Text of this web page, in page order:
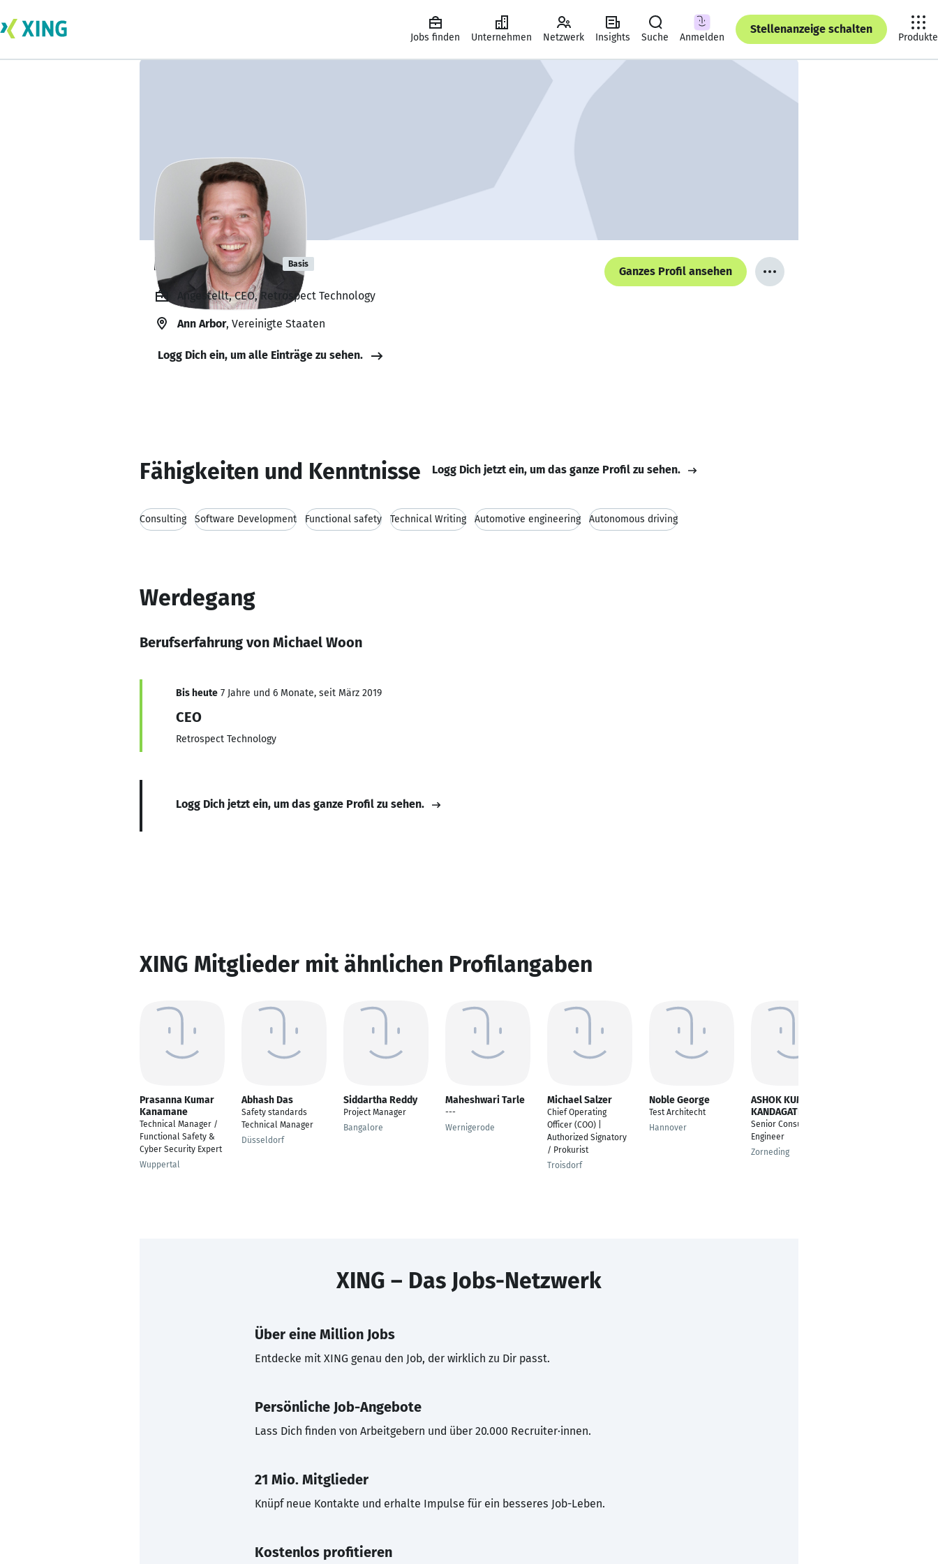
Jobs finden Unternehmen Netzwerk Insights Suche Anmelden
Stellenanzeige schalten
Produkte
Michael Woon Basis
Ganzes Profil ansehen
Angestellt, CEO, Retrospect Technology
Ann Arbor, Vereinigte Staaten
Logg Dich ein, um alle Einträge zu sehen.
Fähigkeiten und Kenntnisse Logg Dich jetzt ein, um das ganze Profil zu sehen.
Consulting Software Development Functional safety Technical Writing Automotive engineering Autonomous driving
Werdegang
Berufserfahrung von Michael Woon
Bis heute 7 Jahre und 6 Monate, seit März 2019
CEO
Retrospect Technology
Logg Dich jetzt ein, um das ganze Profil zu sehen.
XING Mitglieder mit ähnlichen Profilangaben
Prasanna Kumar
Kanamane
Technical Manager /
Functional Safety &
Cyber Security Expert
Wuppertal
Abhash Das
Safety standards
Technical Manager
Düsseldorf
Siddartha Reddy
Project Manager
Bangalore
Maheshwari Tarle
---
Wernigerode
Michael Salzer
Chief Operating
Officer (COO) |
Authorized Signatory
/ Prokurist
Troisdorf
Noble George
Test Architecht
Hannover
ASHOK KUMAR
KANDAGATLA
Senior Consultant
Engineer
Zorneding
XING – Das Jobs-Netzwerk
Über eine Million Jobs
Entdecke mit XING genau den Job, der wirklich zu Dir passt.
Persönliche Job-Angebote
Lass Dich finden von Arbeitgebern und über 20.000 Recruiter·innen.
21 Mio. Mitglieder
Knüpf neue Kontakte und erhalte Impulse für ein besseres Job-Leben.
Kostenlos profitieren